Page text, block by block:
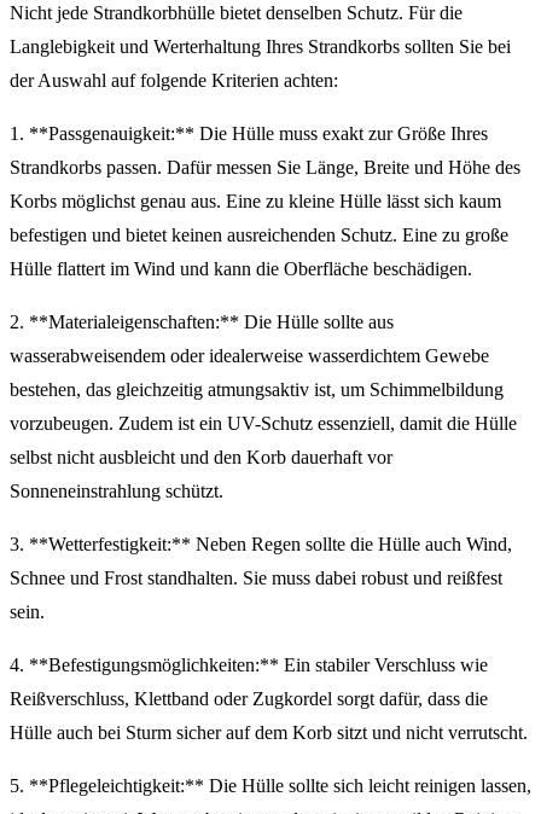
Nicht jede Strandkorbhülle bietet denselben Schutz. Für die
Langlebigkeit und Werterhaltung Ihres Strandkorbs sollten Sie bei
der Auswahl auf folgende Kriterien achten:
1. **Passgenauigkeit:** Die Hülle muss exakt zur Größe Ihres
Strandkorbs passen. Dafür messen Sie Länge, Breite und Höhe des
Korbs möglichst genau aus. Eine zu kleine Hülle lässt sich kaum
befestigen und bietet keinen ausreichenden Schutz. Eine zu große
Hülle flattert im Wind und kann die Oberfläche beschädigen.
2. **Materialeigenschaften:** Die Hülle sollte aus
wasserabweisendem oder idealerweise wasserdichtem Gewebe
bestehen, das gleichzeitig atmungsaktiv ist, um Schimmelbildung
vorzubeugen. Zudem ist ein UV-Schutz essenziell, damit die Hülle
selbst nicht ausbleicht und den Korb dauerhaft vor
Sonneneinstrahlung schützt.
3. **Wetterfestigkeit:** Neben Regen sollte die Hülle auch Wind,
Schnee und Frost standhalten. Sie muss dabei robust und reißfest
sein.
4. **Befestigungsmöglichkeiten:** Ein stabiler Verschluss wie
Reißverschluss, Klettband oder Zugkordel sorgt dafür, dass die
Hülle auch bei Sturm sicher auf dem Korb sitzt und nicht verrutscht.
5. **Pflegeleichtigkeit:** Die Hülle sollte sich leicht reinigen lassen,